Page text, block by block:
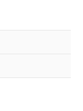
社の製
取
情報
るこ
書